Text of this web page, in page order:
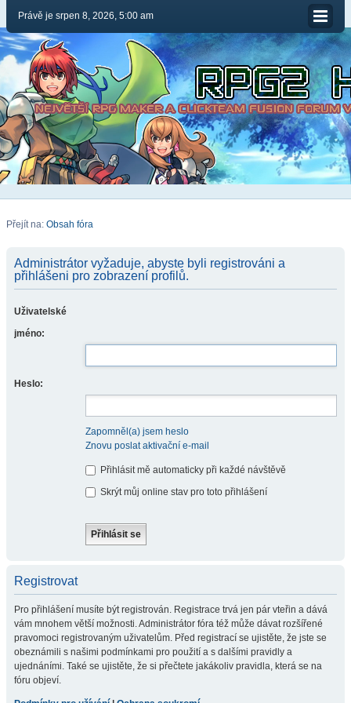
Právě je srpen 8, 2026, 5:00 am
Přejít na: Obsah fóra
Administrátor vyžaduje, abyste byli registrováni a
přihlášeni pro zobrazení profilů.
Uživatelské
jméno:
Heslo:
Zapomněl(a) jsem heslo
Znovu poslat aktivační e-mail
Přihlásit mě automaticky při každé návštěvě
Skrýt můj online stav pro toto přihlášení
Registrovat
Pro přihlášení musíte být registrován. Registrace trvá jen pár vteřin a dává
vám mnohem větší možnosti. Administrátor fóra též může dávat rozšířené
pravomoci registrovaným uživatelům. Před registrací se ujistěte, že jste se
obeznámili s našimi podmínkami pro použití a s dalšími pravidly a
ujednáními. Také se ujistěte, že si přečtete jakákoliv pravidla, která se na
fóru objeví.